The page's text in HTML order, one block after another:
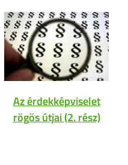
Az érdekképviselet
rögös útjai (2. rész)